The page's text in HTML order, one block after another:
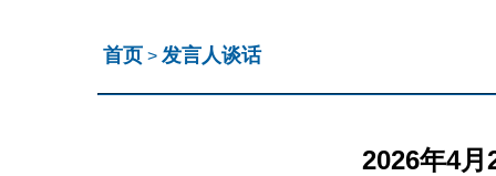
首页 > 发言人谈话
2026年4